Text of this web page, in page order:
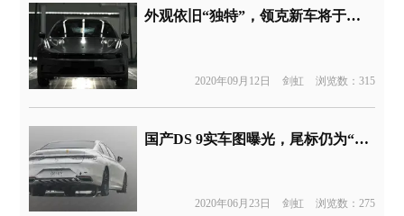
外观依旧“独特”，领克新车将于本月发布
2020年09月12日 剑虹 浏览数：315
国产DS 9实车图曝光，尾标仍为“长安谛艾仕”
2020年06月23日 剑虹 浏览数：275